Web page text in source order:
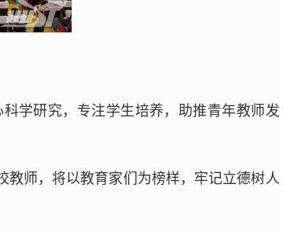
学研究，专注学生培养，助推青年教师发
师，将以教育家们为榜样，牢记立德树人